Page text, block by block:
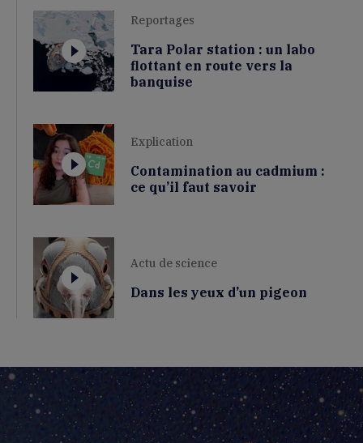
Reportages
Tara Polar station : un labo
flottant en route vers la
banquise
Explication
Contamination au cadmium :
ce qu’il faut savoir
Actu de science
Dans les yeux d’un pigeon